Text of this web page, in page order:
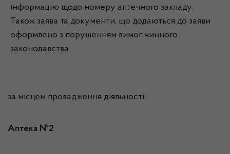
інформацію щодо номеру аптечного закладу.
Також заява та документи, що додаються до заяви
оформлено з порушенням вимог чинного
законодавства
за місцем провадження діяльності:
Аптека №2